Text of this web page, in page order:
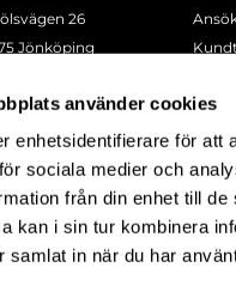
använder cookies
enhetsidentifierare för att
sociala medier och
från din enhet till
kan i sin tur kombinera
samlat in när du har
26
Jönköping
info@theofils.se
nr 556154-8925
835-7378